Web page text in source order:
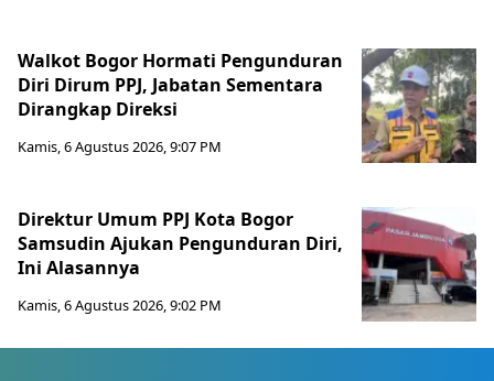
Walkot Bogor Hormati Pengunduran
Diri Dirum PPJ, Jabatan Sementara
Dirangkap Direksi
Kamis, 6 Agustus 2026, 9:07 PM
Direktur Umum PPJ Kota Bogor
Samsudin Ajukan Pengunduran Diri,
Ini Alasannya
Kamis, 6 Agustus 2026, 9:02 PM